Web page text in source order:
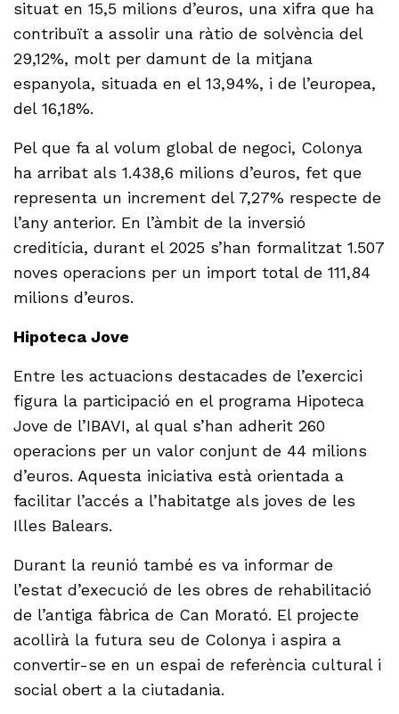
situat en 15,5 milions d’euros, una xifra que ha
contribuït a assolir una ràtio de solvència del
29,12%, molt per damunt de la mitjana
espanyola, situada en el 13,94%, i de l’europea,
del 16,18%.
Pel que fa al volum global de negoci, Colonya
ha arribat als 1.438,6 milions d’euros, fet que
representa un increment del 7,27% respecte de
l’any anterior. En l’àmbit de la inversió
creditícia, durant el 2025 s’han formalitzat 1.507
noves operacions per un import total de 111,84
milions d’euros.
Hipoteca Jove
Entre les actuacions destacades de l’exercici
figura la participació en el programa Hipoteca
Jove de l’IBAVI, al qual s’han adherit 260
operacions per un valor conjunt de 44 milions
d’euros. Aquesta iniciativa està orientada a
facilitar l’accés a l’habitatge als joves de les
Illes Balears.
Durant la reunió també es va informar de
l’estat d’execució de les obres de rehabilitació
de l’antiga fàbrica de Can Morató. El projecte
acollirà la futura seu de Colonya i aspira a
convertir-se en un espai de referència cultural i
social obert a la ciutadania.